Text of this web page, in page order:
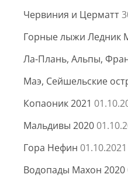
Червиния и Церматт
Горные лыжи Ледник
Ла-Плань, Альпы,
Маэ, Сейшельские
Копаоник 2021
Мальдивы 2020
Гора Нефин 01.10.2021
Водопады Махон 2020